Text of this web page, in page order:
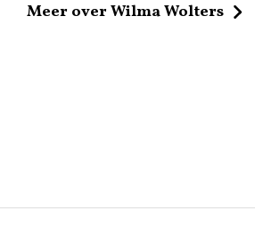
Meer over Wilma Wolters